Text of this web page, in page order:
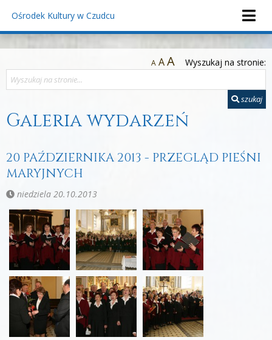
Ośrodek Kultury w Czudcu
A AA Wyszukaj na stronie:
szukaj
Galeria wydarzeń
20 PAŹDZIERNIKA 2013 - PRZEGLĄD PIEŚNI
MARYJNYCH
niedziela 20.10.2013